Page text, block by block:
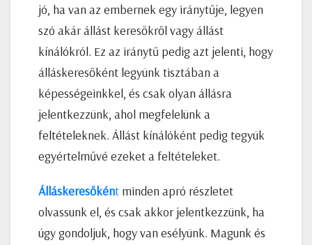
jó, ha van az embernek egy iránytűje, legyen
szó akár állást keresőkről vagy állást
kínálókról. Ez az iránytű pedig azt jelenti, hogy
álláskeresőként legyünk tisztában a
képességeinkkel, és csak olyan állásra
jelentkezzünk, ahol megfelelünk a
feltételeknek. Állást kínálóként pedig tegyük
egyértelművé ezeket a feltételeket.
Álláskeresőként minden apró részletet
olvassunk el, és csak akkor jelentkezzünk, ha
úgy gondoljuk, hogy van esélyünk. Magunk és